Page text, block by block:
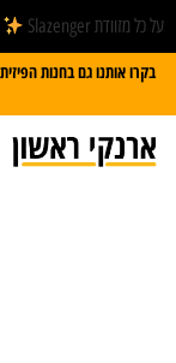
על כל מזוודת Slazenger